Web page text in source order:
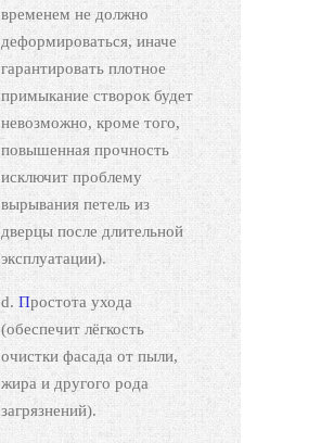
временем не должно
деформироваться, иначе
гарантировать плотное
примыкание створок будет
невозможно, кроме того,
повышенная прочность
исключит проблему
вырывания петель из
дверцы после длительной
эксплуатации).
Простота ухода
(обеспечит лёгкость
очистки фасада от пыли,
жира и другого рода
загрязнений).